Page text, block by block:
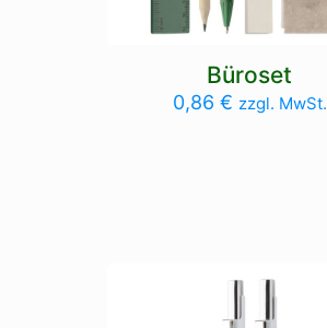
Büroset
0,86 € zzgl. MwSt.